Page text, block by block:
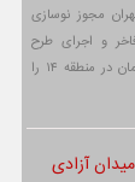
کمیسیون ماده ۵ شهر تهران مجوز نوسازی
و اجرای طرح
موضعی اصلاح بافت فرسوده خیابان کرمان در منطقه ۱۴ را
آزادی